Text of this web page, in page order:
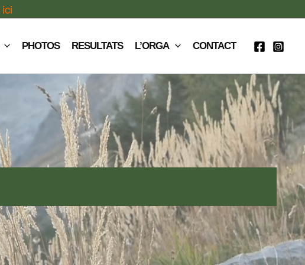
ici
PHOTOS RESULTATS L’ORGA CONTACT